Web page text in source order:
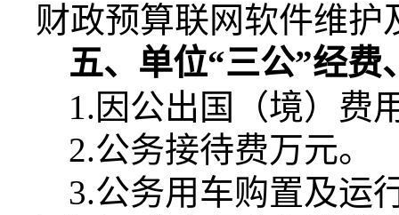
财政预算联网软件维
五、单位“三公”经
1.因公出国（境）费
2.公务接待费万元。
3.公务用车购置及运